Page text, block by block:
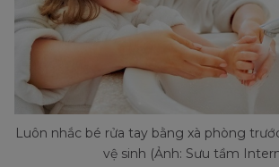
Luôn nhắc bé rửa tay bằng xà phòng
vệ sinh (Ảnh: Sưu tầm